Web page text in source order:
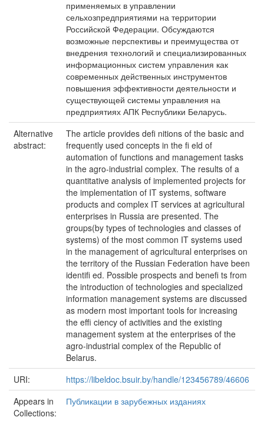
применяемых в управлении
сельхозпредприятиями на территории
Российской Федерации. Обсуждаются
возможные перспективы и преимущества от
внедрения технологий и специализированных
информационных систем управления как
современных действенных инструментов
повышения эффективности деятельности и
существующей системы управления на
предприятиях АПК Республики Беларусь.
Alternative
abstract:
The article provides defi nitions of the basic and
frequently used concepts in the fi eld of
automation of functions and management tasks
in the agro-industrial complex. The results of a
quantitative analysis of implemented projects for
the implementation of IT systems, software
products and complex IT services at agricultural
enterprises in Russia are presented. The
groups(by types of technologies and classes of
systems) of the most common IT systems used
in the management of agricultural enterprises on
the territory of the Russian Federation have been
identifi ed. Possible prospects and benefi ts from
the introduction of technologies and specialized
information management systems are discussed
as modern most important tools for increasing
the effi ciency of activities and the existing
management system at the enterprises of the
agro-industrial complex of the Republic of
Belarus.
URI:
https://libeldoc.bsuir.by/handle/123456789/46606
Appears in
Collections:
Публикации в зарубежных изданиях